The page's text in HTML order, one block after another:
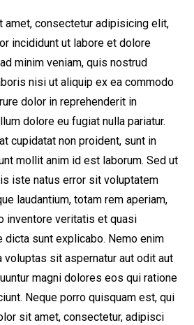
amet, consectetur adipisicing elit,
incididunt ut labore et dolore
minim veniam, quis nostrud
nisi ut aliquip ex ea commodo
dolor in reprehenderit in
dolore eu fugiat nulla pariatur.
cupidatat non proident, sunt in
mollit anim id est laborum. Sed ut
iste natus error sit voluptatem
laudantium, totam rem aperiam,
inventore veritatis et quasi
dicta sunt explicabo. Nemo enim
voluptas sit aspernatur aut odit aut
magni dolores eos qui ratione
Neque porro quisquam est, qui
sit amet, consectetur, adipisci